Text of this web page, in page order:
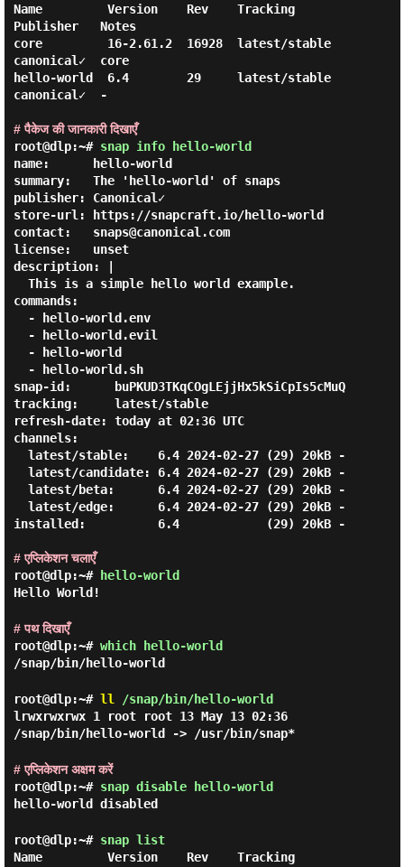
Name         Version    Rev    Tracking
Publisher   Notes
core         16-2.61.2  16928  latest/stable
canonical✓  core
hello-world  6.4        29     latest/stable
canonical✓  -
# पैकेज की जानकारी दिखाएँ
root@dlp:~# snap info hello-world
name:      hello-world
summary:   The 'hello-world' of snaps
publisher: Canonical✓
store-url: https://snapcraft.io/hello-world
contact:   snaps@canonical.com
license:   unset
description: |
commands:
snap-id:      buPKUD3TKqCOgLEjjHx5kSiCpIs5cMuQ
tracking:     latest/stable
refresh-date: today at 02:36 UTC
channels:
installed:          6.4            (29) 20kB -
# एप्लिकेशन चलाएँ
root@dlp:~#
hello-world
Hello World!
# पथ दिखाएँ
root@dlp:~# which hello-world
/snap/bin/hello-world
root@dlp:~# ll /snap/bin/hello-world
lrwxrwxrwx 1 root root 13 May 13 02:36
/snap/bin/hello-world -> /usr/bin/snap*
# एप्लिकेशन अक्षम करें
root@dlp:~# snap disable hello-world
hello-world disabled
root@dlp:~# snap list
Name         Version    Rev    Tracking